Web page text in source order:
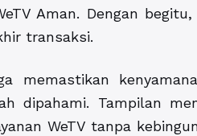
Aman. Dengan begitu,
transaksi.
memastikan
dipahami. Tampilan
WeTV tanpa